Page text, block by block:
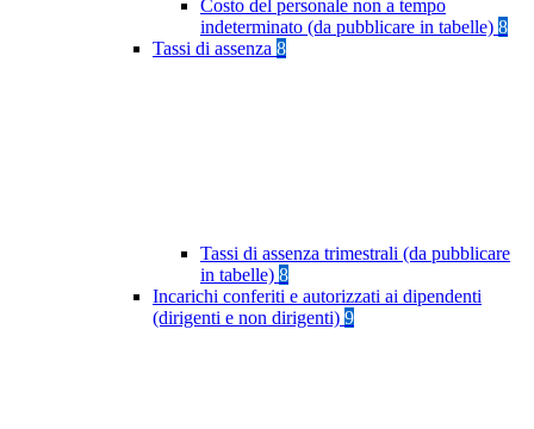
Costo del personale non a tempo
indeterminato (da pubblicare in tabelle) 8
Tassi di assenza 8
Tassi di assenza trimestrali (da pubblicare
in tabelle) 8
Incarichi conferiti e autorizzati ai dipendenti
(dirigenti e non dirigenti) 9